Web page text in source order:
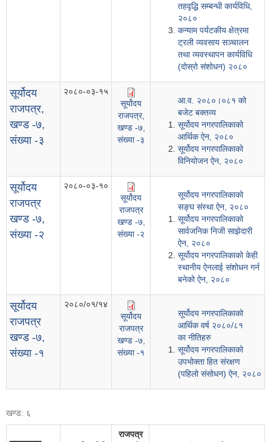
तहवृद्धि सम्बन्धी कार्यविधि,
२०८०
कन्याम पर्यटकीय क्षेत्रमा
ट्रली व्यवसाय सञ्चालन
तथा व्यवस्थापन कार्यविधि
(दोस्रो संशोधन) २०८०
सूर्योदय
राजपत्र,
खण्ड -७,
संख्या -३
२०८०-०३-१५
सूर्योदय
राजपत्र,
खण्ड -७,
संख्या -३
आ.व. २०८०।०८१ को
बजेट बक्तव्य
सूर्योदय नगरपालिकाको
आर्थिक ऐन, २०८०
सूर्योदय नगरपालिकाको
विनियोजन ऐन, २०८०
सूर्योदय
राजपत्र
खण्ड -७,
संख्या -२
२०८०-०३-१०
सूर्योदय
राजपत्र
खण्ड -७,
संख्या -२
सूर्योदय नगरपालिकाको
सङ्घ संस्था ऐन, २०८०
सूर्योदय नगरपालिकाको
सार्वजनिक निजी साझेदारी
ऐन, २०८०
सूर्योदय नगरपालिकाको केही
स्थानीय ऐनलाई संशोधन गर्न
बनेको ऐन, २०८०
सूर्योदय
राजपत्र
खण्ड -७,
संख्या -१
२०८०/०१/१४
सूर्योदय
राजपत्र
खण्ड -७,
संख्या -१
सूर्योदय नगरपालिकाको
आर्थिक वर्ष २०८०/८१
का नीतिहरु
सूर्योदय नगरपालिकाको
उपभोक्ता हित संरक्षण
(पहिलो संसोधन) ऐन, २०८०
खण्ड: ६
राजपत्र